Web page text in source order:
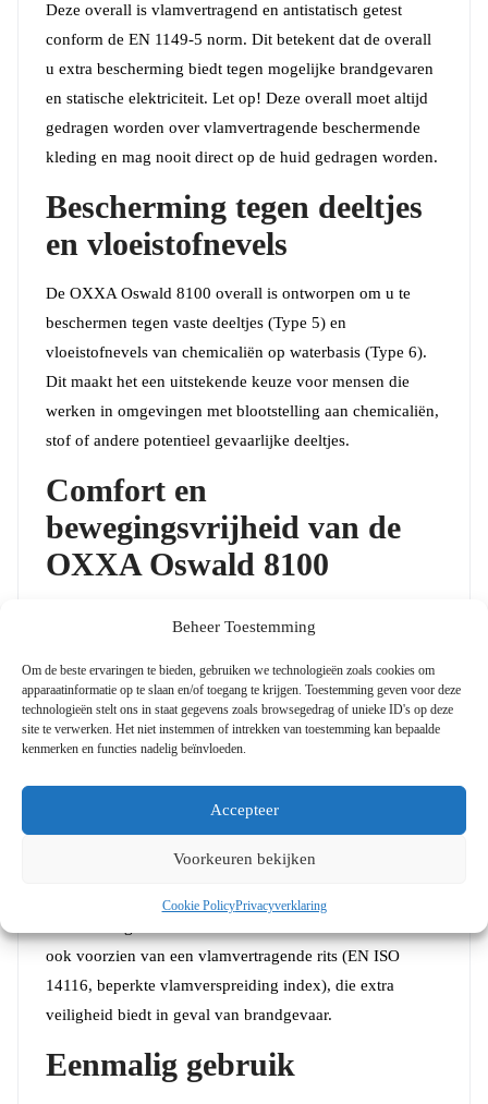
Beheer Toestemming
Om de beste ervaringen te bieden, gebruiken we technologieën zoals cookies om
apparaatinformatie op te slaan en/of toegang te krijgen. Toestemming geven voor deze
technologieën stelt ons in staat gegevens zoals browsegedrag of unieke ID's op deze
site te verwerken. Het niet instemmen of intrekken van toestemming kan bepaalde
kenmerken en functies nadelig beïnvloeden.
Accepteer
Voorkeuren bekijken
Cookie PolicyPrivacyverklaring
Deze overall is vlamvertragend en antistatisch getest
conform de EN 1149-5 norm. Dit betekent dat de overall
u extra bescherming biedt tegen mogelijke brandgevaren
en statische elektriciteit. Let op! Deze overall moet altijd
gedragen worden over vlamvertragende beschermende
kleding en mag nooit direct op de huid gedragen worden.
Bescherming tegen deeltjes
en vloeistofnevels
De OXXA Oswald 8100 overall is ontworpen om u te
beschermen tegen vaste deeltjes (Type 5) en
vloeistofnevels van chemicaliën op waterbasis (Type 6).
Dit maakt het een uitstekende keuze voor mensen die
werken in omgevingen met blootstelling aan chemicaliën,
stof of andere potentieel gevaarlijke deeltjes.
Comfort en
bewegingsvrijheid van de
OXXA Oswald 8100
betere pasvorm en meer bewegingsvrijheid tijdens het
werken. De ritssluiting aan de voorzijde onder overslag
maakt het gemakkelijk om de overall aan en uit te
Vaste capuchon en
vlamvertragende rits
De overall is voorzien van een vaste capuchon, die extra
ook voorzien van een vlamvertragende rits (EN ISO
14116, beperkte vlamverspreiding index), die extra
veiligheid biedt in geval van brandgevaar.
Eenmalig gebruik